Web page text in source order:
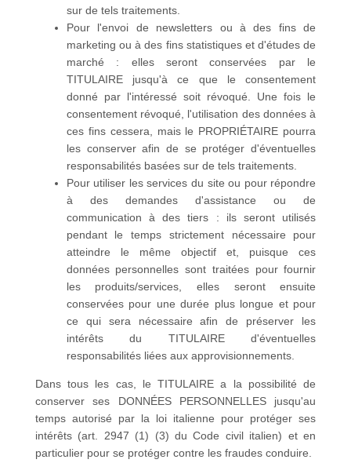
sur de tels traitements.
Pour l'envoi de newsletters ou à des fins de
marketing ou à des fins statistiques et d'études de
marché : elles seront conservées par le
TITULAIRE jusqu'à ce que le consentement
donné par l'intéressé soit révoqué. Une fois le
consentement révoqué, l'utilisation des données à
ces fins cessera, mais le PROPRIÉTAIRE pourra
les conserver afin de se protéger d'éventuelles
responsabilités basées sur de tels traitements.
Pour utiliser les services du site ou pour répondre
à des demandes d'assistance ou de
communication à des tiers : ils seront utilisés
pendant le temps strictement nécessaire pour
atteindre le même objectif et, puisque ces
données personnelles sont traitées pour fournir
les produits/services, elles seront ensuite
conservées pour une durée plus longue et pour
ce qui sera nécessaire afin de préserver les
intérêts du TITULAIRE d'éventuelles
responsabilités liées aux approvisionnements.
Dans tous les cas, le TITULAIRE a la possibilité de
conserver ses DONNÉES PERSONNELLES jusqu'au
temps autorisé par la loi italienne pour protéger ses
intérêts (art. 2947 (1) (3) du Code civil italien) et en
particulier pour se protéger contre les fraudes conduire.